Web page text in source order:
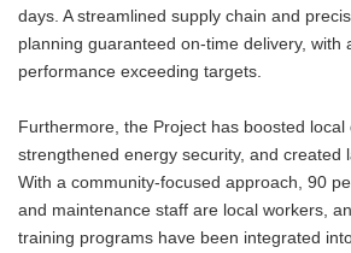
days. A streamlined supply chain and
planning guaranteed on-time delivery, with
performance exceeding targets.
Furthermore, the Project has boosted local
strengthened energy security, and created
With a community-focused approach, 90
and maintenance staff are local workers,
training programs have been integrated